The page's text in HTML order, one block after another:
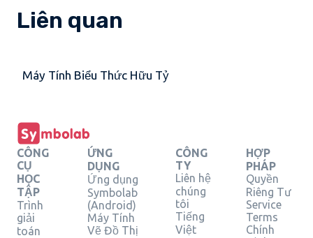
Liên quan
Máy Tính Biểu Thức Hữu Tỷ
CÔNG
CỤ
HỌC
TẬP
Trình
giải
toán
ỨNG
DỤNG
Ứng dụng
Symbolab
(Android)
Máy Tính
Vẽ Đồ Thị
CÔNG
TY
Liên hệ
chúng
tôi
Tiếng
Việt
HỢP
PHÁP
Quyền
Riêng Tư
Service
Terms
Chính